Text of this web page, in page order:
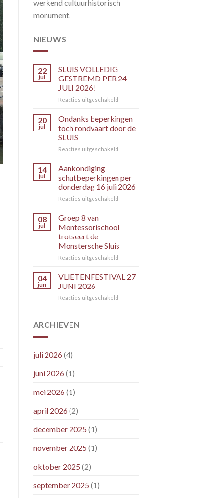
werkend cultuurhistorisch
monument.
NIEUWS
22
jul
SLUIS VOLLEDIG
GESTREMD PER 24
JULI 2026!
Reacties uitgeschakeldvoor
GESTREMD
PER
20
jul
Ondanks beperkingen
toch rondvaart door de
SLUIS
Reacties uitgeschakeldvoor
rondvaart
door
14
jul
Aankondiging
schutbeperkingen per
donderdag 16 juli 2026
Reacties uitgeschakeldvoor
donderdag
juli
2026
08
jul
Groep 8 van
Montessorischool
trotseert de
Monstersche Sluis
Reacties uitgeschakeldvoor
8
trotseert
04
jun
VLIETENFESTIVAL 27
JUNI 2026
Reacties uitgeschakeldvoor
ARCHIEVEN
juli 2026 (4)
juni 2026 (1)
mei 2026 (1)
april 2026 (2)
december 2025 (1)
november 2025 (1)
oktober 2025 (2)
september 2025 (1)